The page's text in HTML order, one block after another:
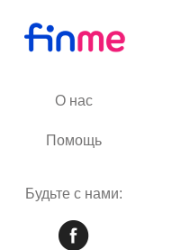
О нас
Помощь
Будьте с нами: